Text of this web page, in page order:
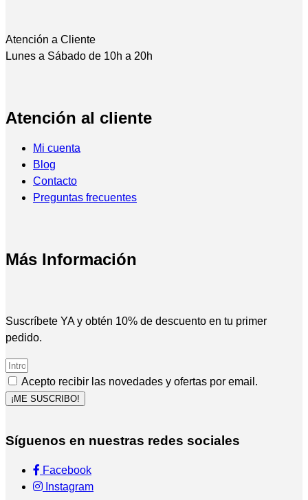
Atención a Cliente
Lunes a Sábado de 10h a 20h
Atención al cliente
Mi cuenta
Blog
Contacto
Preguntas frecuentes
Más Información
Suscríbete YA y obtén 10% de descuento en tu primer
pedido.
Acepto recibir las novedades y ofertas por email.
¡ME SUSCRIBO!
Síguenos en nuestras redes sociales
Facebook
Instagram